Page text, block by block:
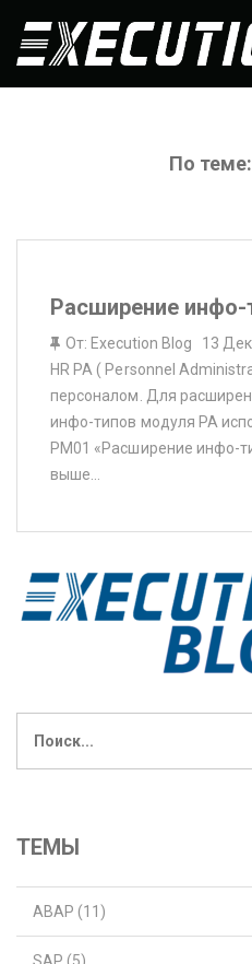
По
Расширение инфо-
От: Execution Blog
13
HR PA ( Personnel
персоналом. Для
инфо-типов модуля PA
PM01 «Расширение инфо-
выше…
ТЕМЫ
ABAP (11)